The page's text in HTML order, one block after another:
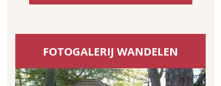
FOTOGALERIJ WANDELEN